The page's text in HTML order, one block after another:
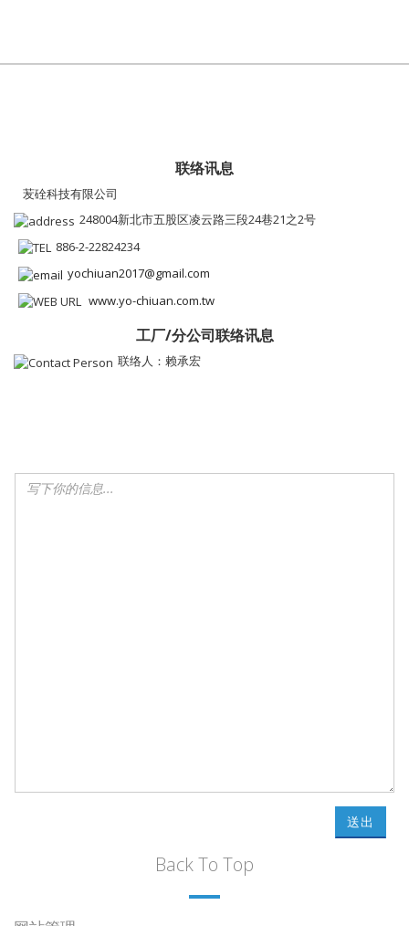
联络讯息
苃硂科技有限公司
248004新北市五股区凌云路三段24巷21之2号
886-2-22824234
yochiuan2017@gmail.com
www.yo-chiuan.com.tw
工厂/分公司联络讯息
联络人：赖承宏
送出
Back To Top